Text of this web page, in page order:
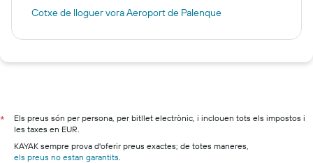
Cotxe de lloguer vora Aeroport de Palenque
*
Els preus són per persona, per bitllet electrònic, i inclouen tots els impostos i
les taxes en EUR.
KAYAK sempre prova d'oferir preus exactes; de totes maneres,
els preus no estan garantits